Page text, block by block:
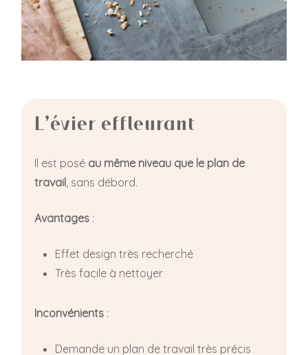
L’évier effleurant
Il est posé au même niveau que le plan de
travail , sans débord.
Avantages :
Effet design très recherché
Très facile à nettoyer
Inconvénients :
Demande un plan de travail très précis